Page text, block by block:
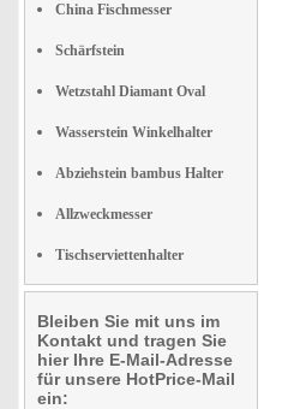
China Fischmesser
Schärfstein
Wetzstahl Diamant Oval
Wasserstein Winkelhalter
Abziehstein bambus Halter
Allzweckmesser
Tischserviettenhalter
Bleiben Sie mit uns im
Kontakt und tragen Sie
hier Ihre E-Mail-Adresse
für unsere HotPrice-Mail
ein: